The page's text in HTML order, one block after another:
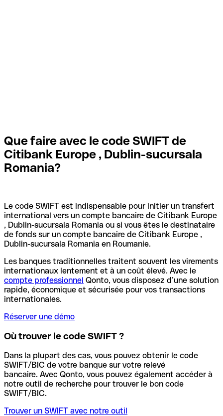
Que faire avec le code SWIFT de
Citibank Europe , Dublin-sucursala
Romania?
Le code SWIFT est indispensable pour initier un transfert
international vers un compte bancaire de Citibank Europe
, Dublin-sucursala Romania ou si vous êtes le destinataire
de fonds sur un compte bancaire de Citibank Europe ,
Dublin-sucursala Romania en Roumanie.
Les banques traditionnelles traitent souvent les virements
internationaux lentement et à un coût élevé. Avec le
compte professionnel Qonto, vous disposez d’une solution
rapide, économique et sécurisée pour vos transactions
internationales.
Réserver une démo
Où trouver le code SWIFT ?
Dans la plupart des cas, vous pouvez obtenir le code
SWIFT/BIC de votre banque sur votre relevé
bancaire. Avec Qonto, vous pouvez également accéder à
notre outil de recherche pour trouver le bon code
SWIFT/BIC.
Trouver un SWIFT avec notre outil